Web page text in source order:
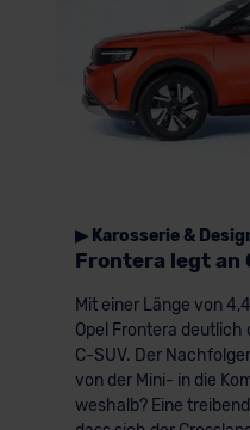
▶ Karosserie &
Frontera legt an
Mit einer Länge von
Opel Frontera deutlich
C-SUV. Der
von der Mini- in die
weshalb? Eine